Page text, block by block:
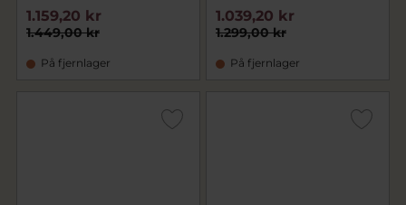
1.449,00 kr
1.159,20 kr
På fjernlager
1.299,00 kr
1.039,20 kr
På fjernlager